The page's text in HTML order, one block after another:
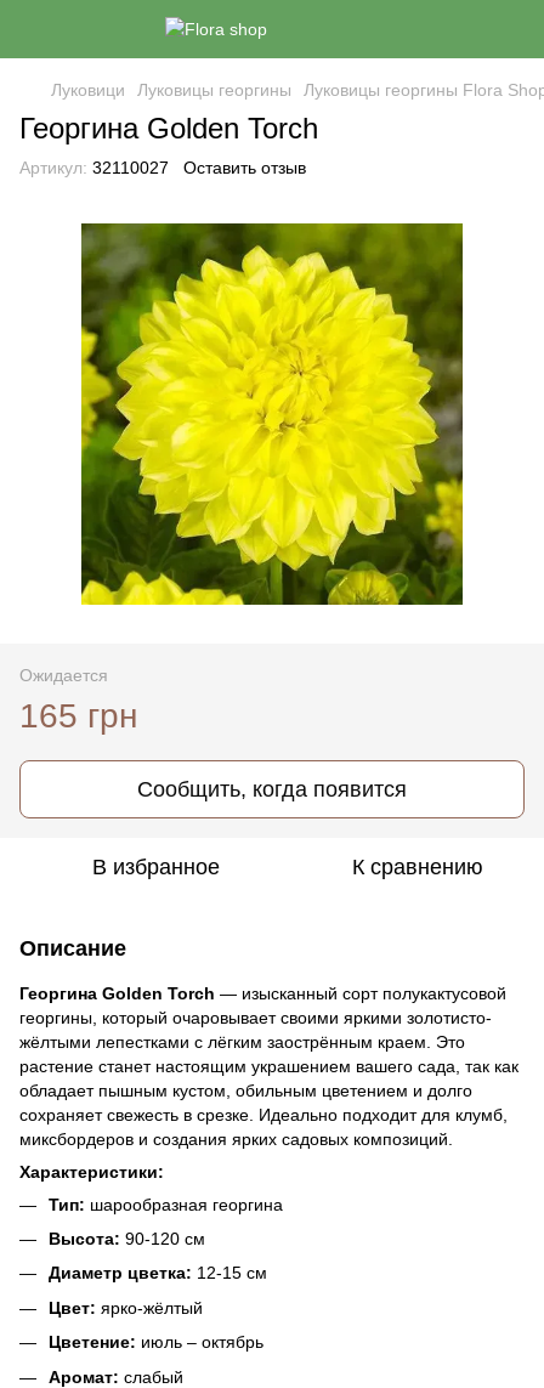
Луковици Луковицы георгины Луковицы георгины Flora
Георгина Golden Torch
Артикул: 32110027 Оставить отзыв
Ожидается
165 грн
Сообщить, когда появится
В избранное К сравнению
Описание
Георгина Golden Torch — изысканный сорт полукактусовой
георгины, который очаровывает своими яркими золотисто-
жёлтыми лепестками с лёгким заострённым краем. Это
растение станет настоящим украшением вашего сада, так как
обладает пышным кустом, обильным цветением и долго
сохраняет свежесть в срезке. Идеально подходит для клумб,
миксбордеров и создания ярких садовых композиций.
Характеристики:
Тип: шарообразная георгина
Высота: 90-120 см
Диаметр цветка: 12-15 см
Цвет: ярко-жёлтый
Цветение: июль – октябрь
Аромат: слабый